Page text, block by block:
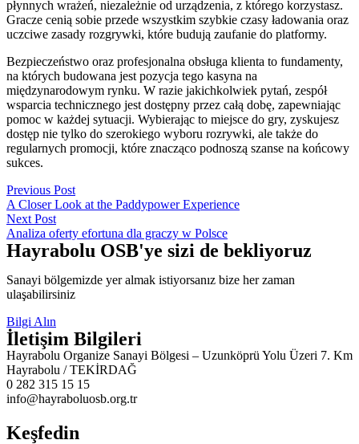
płynnych wrażeń, niezależnie od urządzenia, z którego korzystasz.
Gracze cenią sobie przede wszystkim szybkie czasy ładowania oraz
uczciwe zasady rozgrywki, które budują zaufanie do platformy.
Bezpieczeństwo oraz profesjonalna obsługa klienta to fundamenty,
na których budowana jest pozycja tego kasyna na
międzynarodowym rynku. W razie jakichkolwiek pytań, zespół
wsparcia technicznego jest dostępny przez całą dobę, zapewniając
pomoc w każdej sytuacji. Wybierając to miejsce do gry, zyskujesz
dostęp nie tylko do szerokiego wyboru rozrywki, ale także do
regularnych promocji, które znacząco podnoszą szanse na końcowy
sukces.
Yazı
gezinmesi
Previous Post
A Closer Look at the Paddypower Experience
Next Post
Analiza oferty efortuna dla graczy w Polsce
Hayrabolu OSB'ye sizi de bekliyoruz
Sanayi bölgemizde yer almak istiyorsanız bize her zaman
ulaşabilirsiniz
Bilgi Alın
İletişim Bilgileri
Hayrabolu Organize Sanayi Bölgesi – Uzunköprü Yolu Üzeri 7. Km
Hayrabolu / TEKİRDAĞ
0 282 315 15 15
info@hayraboluosb.org.tr
Keşfedin